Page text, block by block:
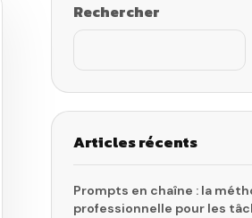
Rechercher
Articles récents
Prompts en chaîne : la
professionnelle pour les